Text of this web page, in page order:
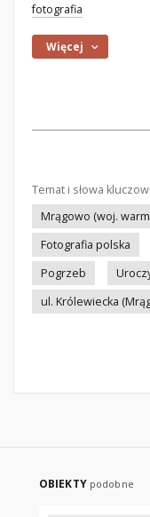
fotografia
Więcej
Temat i słowa
Mrągowo (woj.
Fotografia polska
Pogrzeb
ul. Królewiecka
OBIEKTY podobne